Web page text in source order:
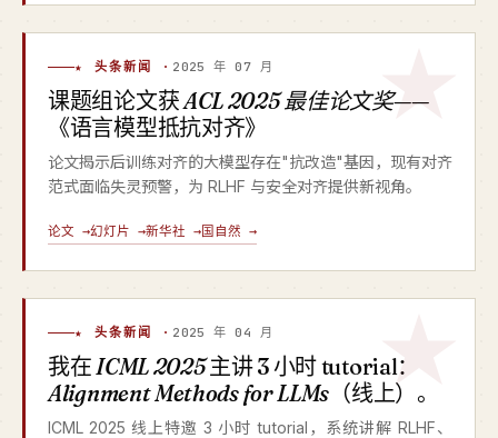
★ 头条新闻 · 2025 年 07 月
课题组论文获ACL 2025 最佳论文奖——
《语言模型抵抗对齐》
论文揭示后训练对齐的大模型存在"抗改造"基因，现有对齐
范式面临失灵预警，为 RLHF 与安全对齐提供新视角。
论文 →幻灯片 →新华社 →国自然 →
★ 头条新闻 · 2025 年 04 月
我在ICML 2025主讲 3 小时 tutorial：
Alignment Methods for LLMs （线上）。
ICML 2025 线上特邀 3 小时 tutorial，系统讲解 RLHF、